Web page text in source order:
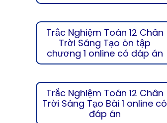
Trắc Nghiệm Toán 12 Chân
Trời Sáng Tạo ôn tập
chương 1 online có đáp án
Trắc Nghiệm Toán 12 Chân
Trời Sáng Tạo Bài 1 online có
đáp án